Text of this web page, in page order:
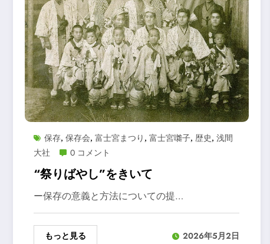
保存, 保存会, 富士宮まつり , 富士宮囃子, 歴史, 浅間
大社
0 コメント
“祭りばやし”をきいて
ー保存の意義と方法についての提…
もっと見る 2026年5月2日